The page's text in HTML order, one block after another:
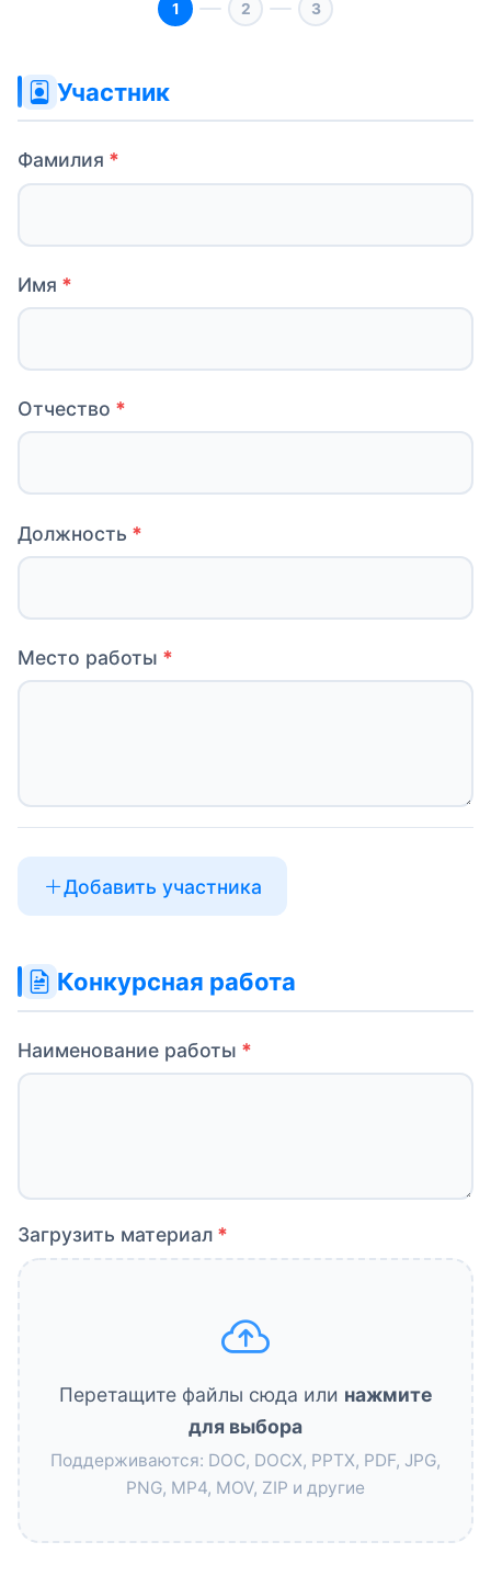
Сайт (не
заполняйте
это поле)
Участник
Фамилия
Имя
Отчество
Должность
Место работы
Добавить участника
Конкурсная работа
Наименование работы
Загрузить материал
Перетащите файлы сюда или нажмите
для выбора
Поддерживаются: DOC, DOCX, PPTX, PDF, JPG,
PNG, MP4, MOV, ZIP и другие